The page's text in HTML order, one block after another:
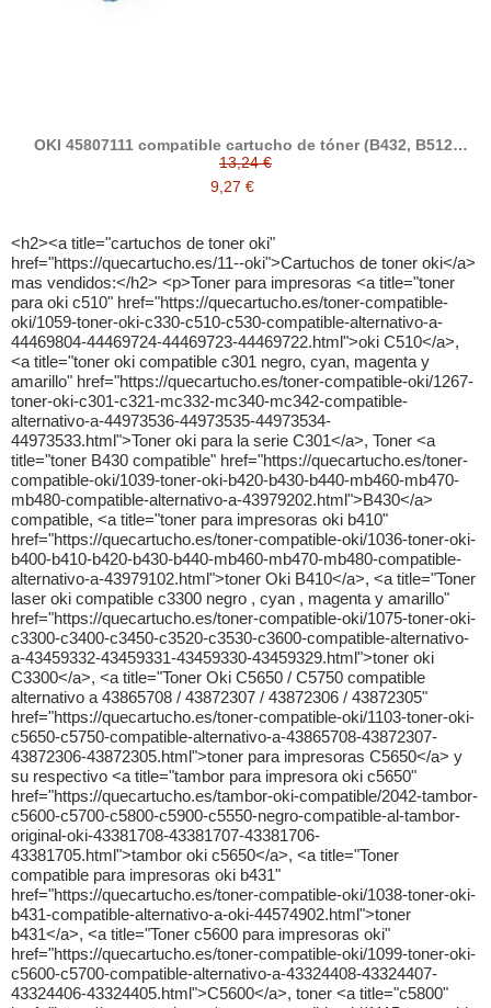
OKI 45807111 compatible cartucho de tóner (B432, B512,
MB492, MB562)
13,24 €
9,27 €
<h2><a title="cartuchos de toner oki"
href="https://quecartucho.es/11--oki">Cartuchos de toner oki</a>
mas vendidos:</h2> <p>Toner para impresoras <a title="toner
para oki c510" href="https://quecartucho.es/toner-compatible-
oki/1059-toner-oki-c330-c510-c530-compatible-alternativo-a-
44469804-44469724-44469723-44469722.html">oki C510</a>,
<a title="toner oki compatible c301 negro, cyan, magenta y
amarillo" href="https://quecartucho.es/toner-compatible-oki/1267-
toner-oki-c301-c321-mc332-mc340-mc342-compatible-
alternativo-a-44973536-44973535-44973534-
44973533.html">Toner oki para la serie C301</a>, Toner <a
title="toner B430 compatible" href="https://quecartucho.es/toner-
compatible-oki/1039-toner-oki-b420-b430-b440-mb460-mb470-
mb480-compatible-alternativo-a-43979202.html">B430</a>
compatible, <a title="toner para impresoras oki b410"
href="https://quecartucho.es/toner-compatible-oki/1036-toner-oki-
b400-b410-b420-b430-b440-mb460-mb470-mb480-compatible-
alternativo-a-43979102.html">toner Oki B410</a>, <a title="Toner
laser oki compatible c3300 negro , cyan , magenta y amarillo"
href="https://quecartucho.es/toner-compatible-oki/1075-toner-oki-
c3300-c3400-c3450-c3520-c3530-c3600-compatible-alternativo-
a-43459332-43459331-43459330-43459329.html">toner oki
C3300</a>, <a title="Toner Oki C5650 / C5750 compatible
alternativo a 43865708 / 43872307 / 43872306 / 43872305"
href="https://quecartucho.es/toner-compatible-oki/1103-toner-oki-
c5650-c5750-compatible-alternativo-a-43865708-43872307-
43872306-43872305.html">toner para impresoras C5650</a> y
su respectivo <a title="tambor para impresora oki c5650"
href="https://quecartucho.es/tambor-oki-compatible/2042-tambor-
c5600-c5700-c5800-c5900-c5550-negro-compatible-al-tambor-
original-oki-43381708-43381707-43381706-
43381705.html">tambor oki c5650</a>, <a title="Toner
compatible para impresoras oki b431"
href="https://quecartucho.es/toner-compatible-oki/1038-toner-oki-
b431-compatible-alternativo-a-oki-44574902.html">toner
b431</a>, <a title="Toner c5600 para impresoras oki"
href="https://quecartucho.es/toner-compatible-oki/1099-toner-oki-
c5600-c5700-compatible-alternativo-a-43324408-43324407-
43324406-43324405.html">C5600</a>, toner <a title="c5800"